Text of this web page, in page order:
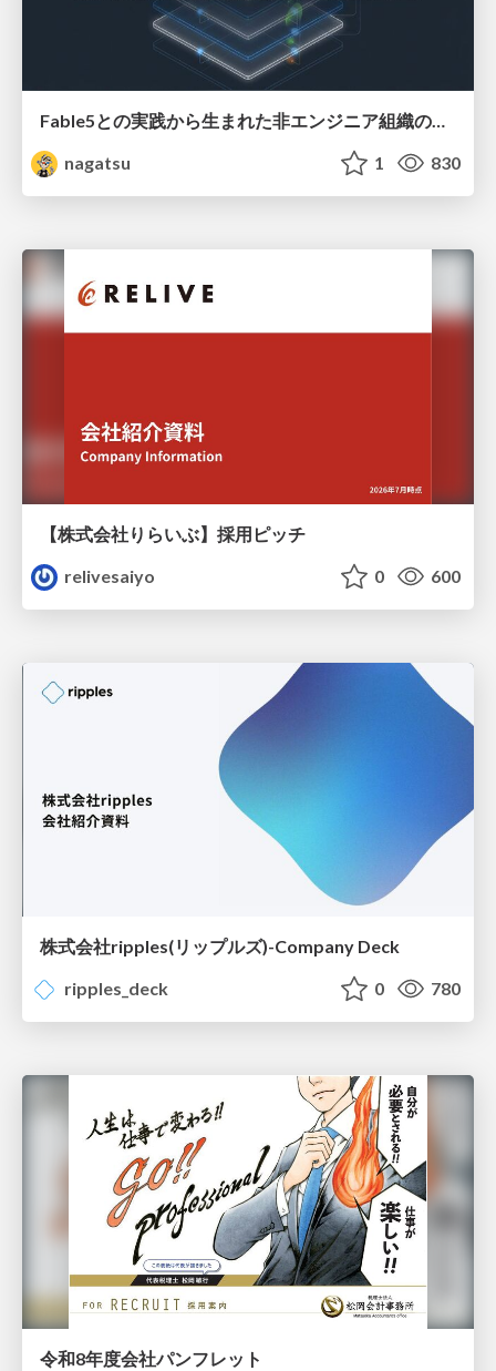
Fable5との実践から生まれた非エンジニア組織のループエンジニアリング
nagatsu
1 830
【株式会社りらいぶ】採用ピッチ
relivesaiyo
0 600
株式会社ripples(リップルズ)-Company Deck
ripples_deck
0 780
令和8年度会社パンフレット